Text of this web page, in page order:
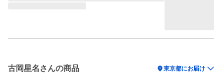
古岡星名さんの商品 location_on東京都にお届け